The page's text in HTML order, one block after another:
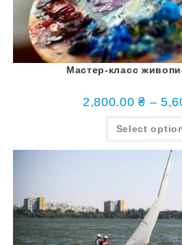
Мастер-класс
2,800.00₴ –
Select